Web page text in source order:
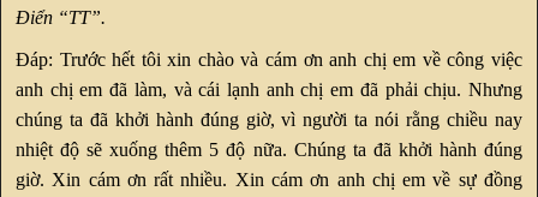
Điển “TT”.
Đáp: Trước hết tôi xin chào và cám ơn anh chị em về công việc
anh chị em đã làm, và cái lạnh anh chị em đã phải chịu. Nhưng
chúng ta đã khởi hành đúng giờ, vì người ta nói rằng chiều nay
nhiệt độ sẽ xuống thêm 5 độ nữa. Chúng ta đã khởi hành đúng
giờ. Xin cám ơn rất nhiều. Xin cám ơn anh chị em về sự đồng